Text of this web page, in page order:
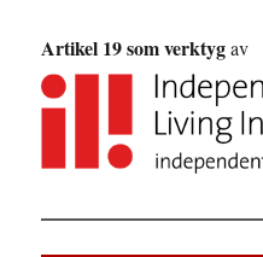
Artikel 19 som verktygav